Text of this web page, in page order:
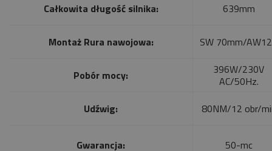
Całkowita długość silnika: 639mm
Montaż Rura nawojowa: SW 70mm/
Pobór mocy:
396W/230V
AC/50Hz.
Udźwig:
80NM/12 obr/
Gwarancja: 50-mc